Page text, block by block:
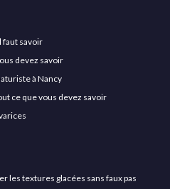
faut savoir
devez savoir
à Nancy
ce que vous devez savoir
les textures glacées sans faux pas